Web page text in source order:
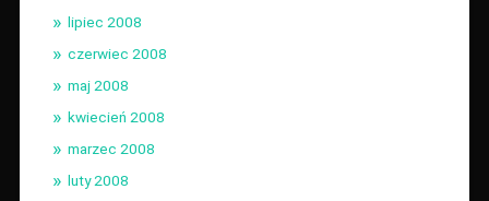
lipiec 2008
czerwiec 2008
maj 2008
kwiecień 2008
marzec 2008
luty 2008